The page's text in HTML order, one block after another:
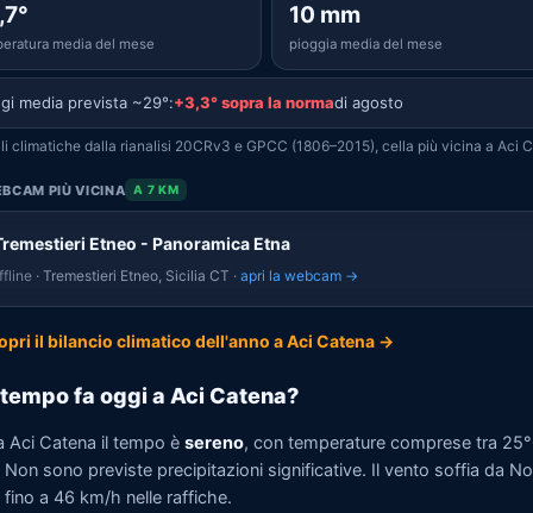
media del mese
10 mm
pioggia media del mese
media prevista ~29°:+3,3° sopra la normadi agosto
climatiche dalla rianalisi 20CRv3 e GPCC (1806–2015), cella più vicina a Aci
PIÙ VICINA A 7 KM
Etneo - Panoramica Etna
· Tremestieri Etneo, Sicilia CT · apri la webcam →
il bilancio climatico dell'anno a Aci Catena →
fa oggi a Aci Catena?
Aci Catena il tempo è sereno, con temperature comprese tra
Non sono previste precipitazioni significative. Il vento soffia da
fino a 46 km/h nelle raffiche.